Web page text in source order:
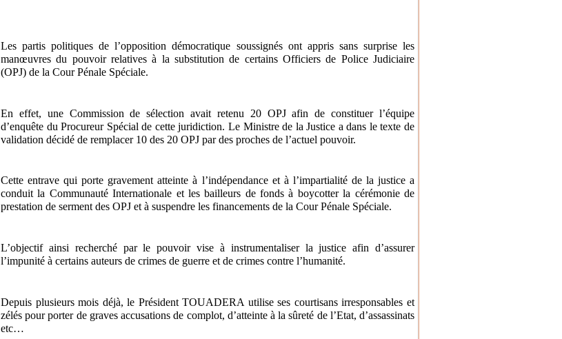
Les partis politiques de l’opposition démocratique soussignés ont appris sans surprise les
manœuvres du pouvoir relatives à la substitution de certains Officiers de Police Judiciaire
(OPJ) de la Cour Pénale Spéciale.
En effet, une Commission de sélection avait retenu 20 OPJ afin de constituer l’équipe
d’enquête du Procureur Spécial de cette juridiction. Le Ministre de la Justice a dans le texte de
validation décidé de remplacer 10 des 20 OPJ par des proches de l’actuel pouvoir.
Cette entrave qui porte gravement atteinte à l’indépendance et à l’impartialité de la justice a
conduit la Communauté Internationale et les bailleurs de fonds à boycotter la cérémonie de
prestation de serment des OPJ et à suspendre les financements de la Cour Pénale Spéciale.
L’objectif ainsi recherché par le pouvoir vise à instrumentaliser la justice afin d’assurer
l’impunité à certains auteurs de crimes de guerre et de crimes contre l’humanité.
Depuis plusieurs mois déjà, le Président TOUADERA utilise ses courtisans irresponsables et
zélés pour porter de graves accusations de complot, d’atteinte à la sûreté de l’Etat, d’assassinats
etc…